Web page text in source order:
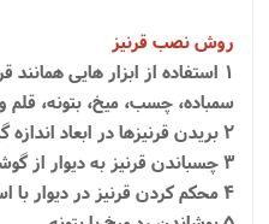
روش نصب قرنیز
1 استفاده از ابزار هایی همانند
سمباده، چسب، میخ، بتونه، قلم
2 بریدن قرنیزها در ابعاد اندازه گیری شده با استفاده از اره
3 چسباندن قرنیز به دیوار از گوشه ها
4 محکم کردن قرنیز در دیوار با استفاده از میخ